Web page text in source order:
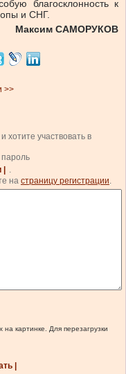
благосклонность к
и СНГ.
Максим САМОРУКОВ
>>
хотите участвовать в
пароль
.
на страницу регистрации.
картинке. Для перезагрузки
|